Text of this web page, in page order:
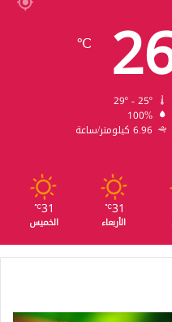
℃
100%
6.96 كيلومتر/ساعة
31
℃
الأربعاء
31
℃
الخميس